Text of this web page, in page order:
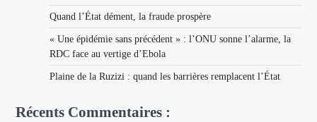
Quand l’État dément, la fraude prospère
« Une épidémie sans précédent » : l’ONU sonne l’alarme, la
RDC face au vertige d’Ebola
Plaine de la Ruzizi : quand les barrières remplacent l’État
Récents Commentaires :